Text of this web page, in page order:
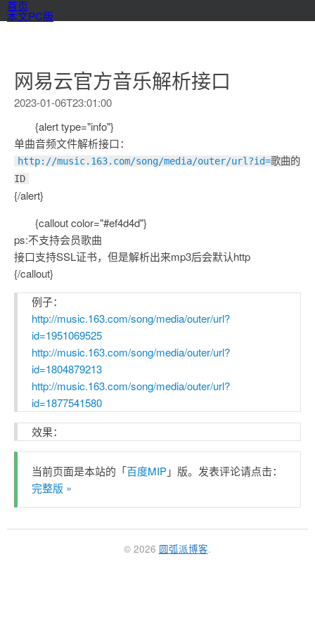
首页
本文PC版
网易云官方音乐解析接口
2023-01-06T23:01:00
{alert type="info"}
单曲音频文件解析接口：
http://music.163.com/song/media/outer/url?id=歌曲的
ID
{/alert}
{callout color="#ef4d4d"}
ps:不支持会员歌曲
接口支持SSL证书，但是解析出来mp3后会默认http
{/callout}
例子：
http://music.163.com/song/media/outer/url?
id=1951069525
http://music.163.com/song/media/outer/url?
id=1804879213
http://music.163.com/song/media/outer/url?
id=1877541580
效果：
当前页面是本站的「百度MIP」版。发表评论请点击：
完整版 »
© 2026 圆弧派博客.